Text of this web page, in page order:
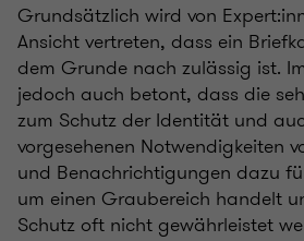
Grundsätzlich wird von
Ansicht vertreten, dass ein
dem Grunde nach zulässig ist.
jedoch auch betont, dass die
zum Schutz der Identität und
vorgesehenen Notwendigkeiten
und Benachrichtigungen dazu
um einen Graubereich handelt
Schutz oft nicht gewährleistet